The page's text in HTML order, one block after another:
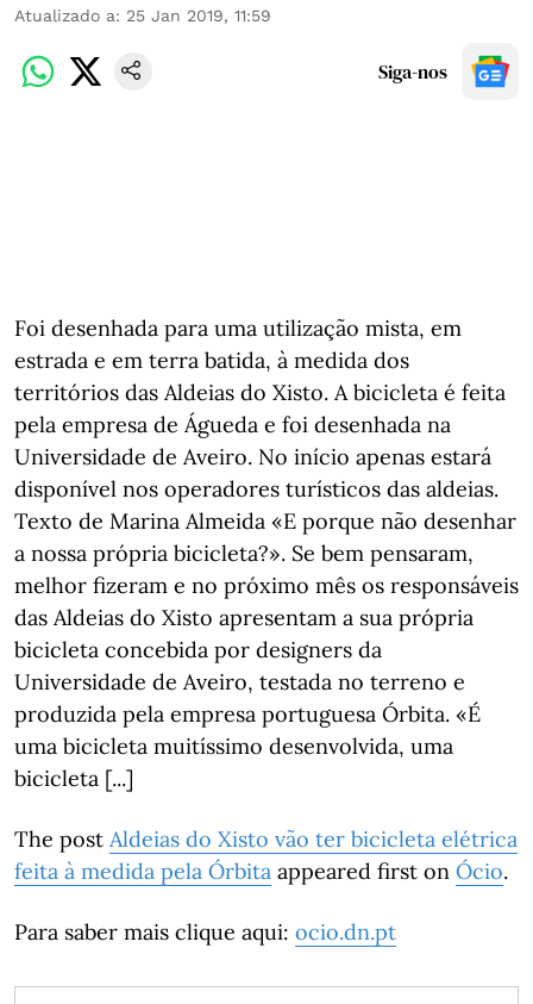
Atualizado a: 25 Jan 2019, 11:59
Siga-nos
Foi desenhada para uma utilização mista, em
estrada e em terra batida, à medida dos
territórios das Aldeias do Xisto. A bicicleta é feita
pela empresa de Águeda e foi desenhada na
Universidade de Aveiro. No início apenas estará
disponível nos operadores turísticos das aldeias.
Texto de Marina Almeida «E porque não desenhar
a nossa própria bicicleta?». Se bem pensaram,
melhor fizeram e no próximo mês os responsáveis
das Aldeias do Xisto apresentam a sua própria
bicicleta concebida por designers da
Universidade de Aveiro, testada no terreno e
produzida pela empresa portuguesa Órbita. «É
uma bicicleta muitíssimo desenvolvida, uma
bicicleta [...]
The post Aldeias do Xisto vão ter bicicleta elétrica
feita à medida pela Órbita appeared first on Ócio.
Para saber mais clique aqui: ocio.dn.pt